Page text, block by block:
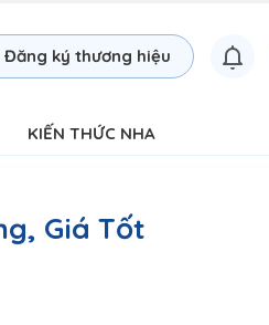
Đăng ký thương hiệu
KIẾN THỨC NHA
Giá Tốt